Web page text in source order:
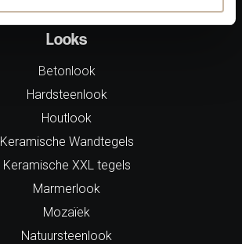
Looks
Betonlook
Hardsteenlook
Houtlook
Keramische Wandtegels
Keramische XXL tegels
Marmerlook
Mozaïek
Natuursteenlook